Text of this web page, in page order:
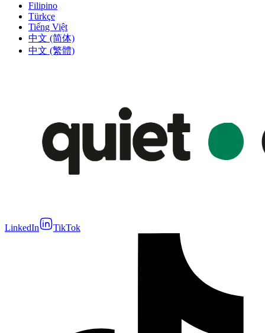
Filipino
Türkçe
Tiếng Việt
中文 (简体)
中文 (繁體)
LinkedIn TikTok